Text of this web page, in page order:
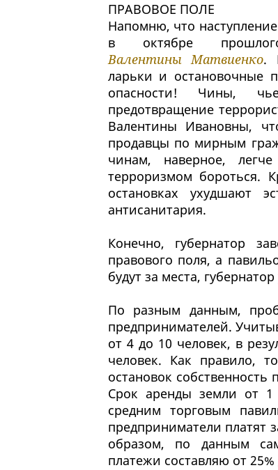
ПРАВОВОЕ ПОЛЕ
Напомню, что
в октябре
Валентины Матвиенко.
ларьки и остановочные
опасности! Чины,
предотвращение
Валентины Ивановны,
продавцы по мирным
чинам, наверное,
терроризмом бороться.
остановках ухудшают
антисанитария.
Конечно, губернатор
правового поля, а
будут за места,
По разным данным,
предпринимателей.
от 4 до 10 человек, в
человек. Как правило,
остановок
Срок аренды земли от
средним торговым
предприниматели платят
образом, по данным
платежи составляю от